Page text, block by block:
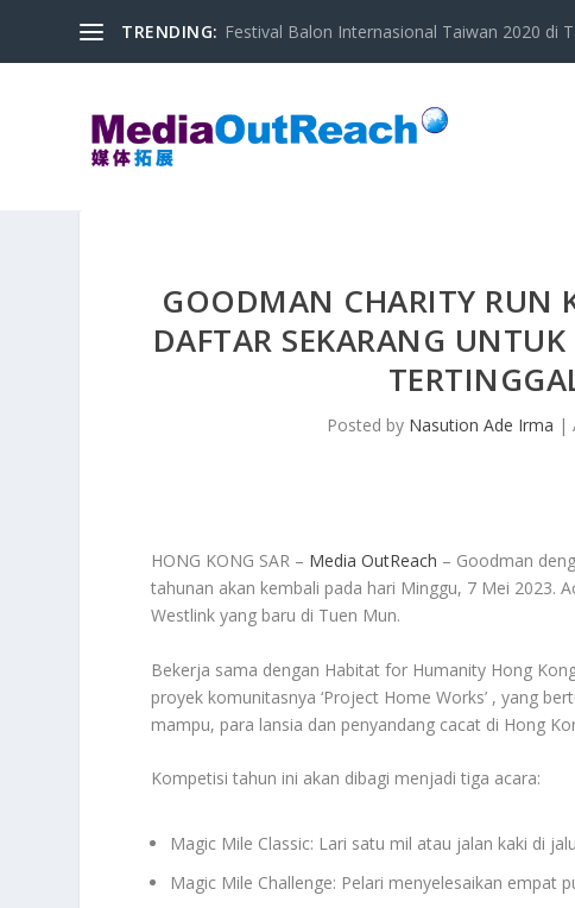
TRENDING: Festival Balon Internasional Taiwan 2020 di
GOODMAN CHARITY RUN
DAFTAR SEKARANG
Posted by Nasution Ade Irma |
HONG KONG SAR – Media OutReach – Goodman
tahunan akan kembali pada hari Minggu, 7 Mei 2023.
Westlink yang baru di Tuen Mun.
Bekerja sama dengan Habitat for Humanity Hong
proyek komunitasnya ‘Project Home Works’ , yang
mampu, para lansia dan penyandang cacat di Hong
Kompetisi tahun ini akan dibagi menjadi tiga acara:
Magic Mile Classic: Lari satu mil atau jalan kaki di
Magic Mile Challenge: Pelari menyelesaikan empat